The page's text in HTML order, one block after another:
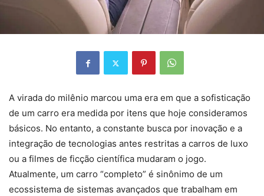
A virada do milênio marcou uma era em que a sofisticação
de um carro era medida por itens que hoje consideramos
básicos. No entanto, a constante busca por inovação e a
integração de tecnologias antes restritas a carros de luxo
ou a filmes de ficção científica mudaram o jogo.
Atualmente, um carro “completo” é sinônimo de um
ecossistema de sistemas avançados que trabalham em